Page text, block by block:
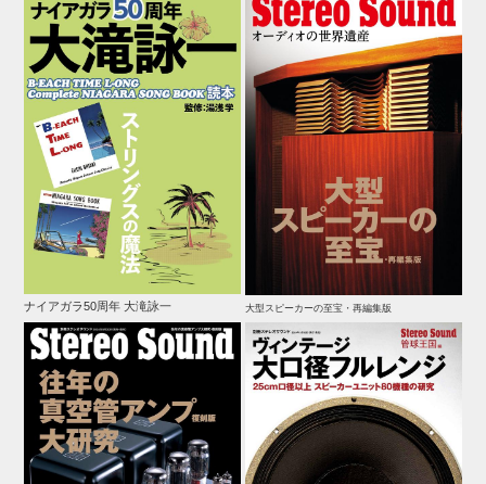
ナイアガラ50周年 大滝詠一 大型スピーカーの至宝・再編集版